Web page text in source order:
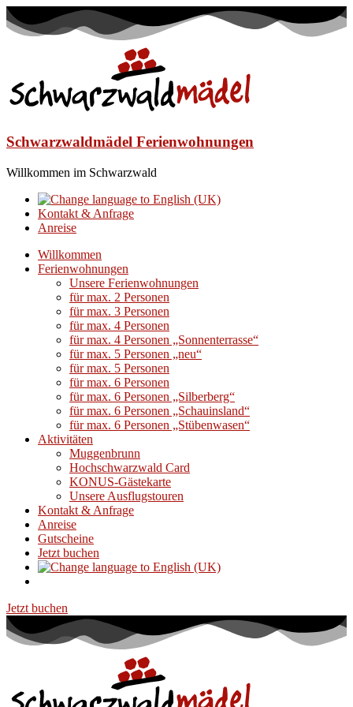
Schwarzwaldmädel Ferienwohnungen
Willkommen im Schwarzwald
Kontakt & Anfrage
Anreise
Willkommen
Ferienwohnungen
Unsere Ferienwohnungen
für max. 2 Personen
für max. 3 Personen
für max. 4 Personen
für max. 4 Personen „Sonnenterrasse“
für max. 5 Personen „neu“
für max. 5 Personen
für max. 6 Personen
für max. 6 Personen „Silberberg“
für max. 6 Personen „Schauinsland“
für max. 6 Personen „Stübenwasen“
Aktivitäten
Muggenbrunn
Hochschwarzwald Card
KONUS-Gästekarte
Unsere Ausflugstouren
Kontakt & Anfrage
Anreise
Gutscheine
Jetzt buchen
Jetzt buchen